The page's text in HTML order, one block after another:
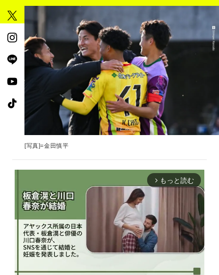
[写真]=金田慎平
arrow_forward_ios もっと読む